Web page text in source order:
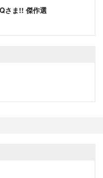
さま!! 傑作選